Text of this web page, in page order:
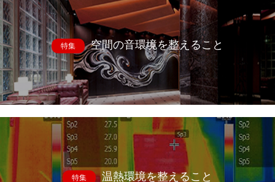
特集 空間の音環境を整えること
特集 温熱環境を整えること